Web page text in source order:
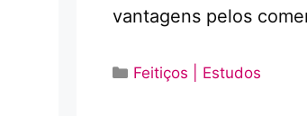
vantagens pelos
Categorias
Feitiços | Estudos